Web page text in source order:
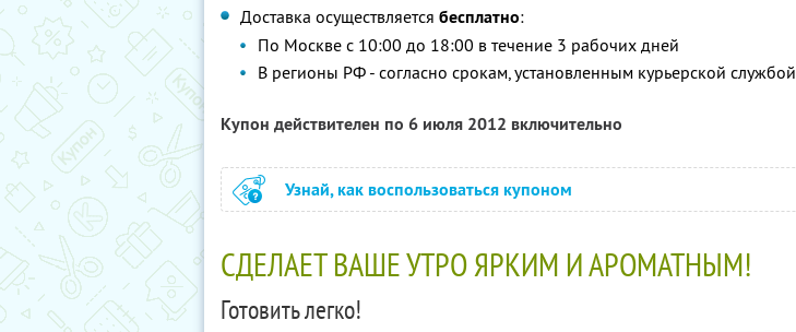
Доставка осуществляется бесплатно:
По Москве с 10:00 до 18:00 в течение 3 рабочих дней
В регионы РФ - согласно срокам, установленным курьерской службой
Купон действителен по 6 июля 2012 включительно
Узнай, как воспользоваться купоном
СДЕЛАЕТ ВАШЕ УТРО ЯРКИМ И АРОМАТНЫМ!
Готовить легко!